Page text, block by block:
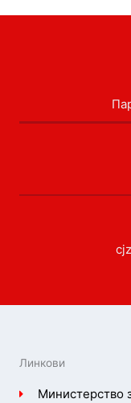
Линкови
Министерство